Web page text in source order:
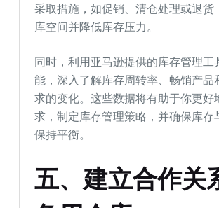
采取措施，如促销、清仓处理或退货
库空间并降低库存压力。
同时，利用亚马逊提供的库存管理工
能，深入了解库存周转率、畅销产品
求的变化。这些数据将有助于你更好
求，制定库存管理策略，并确保库存
保持平衡。
五、建立合作关